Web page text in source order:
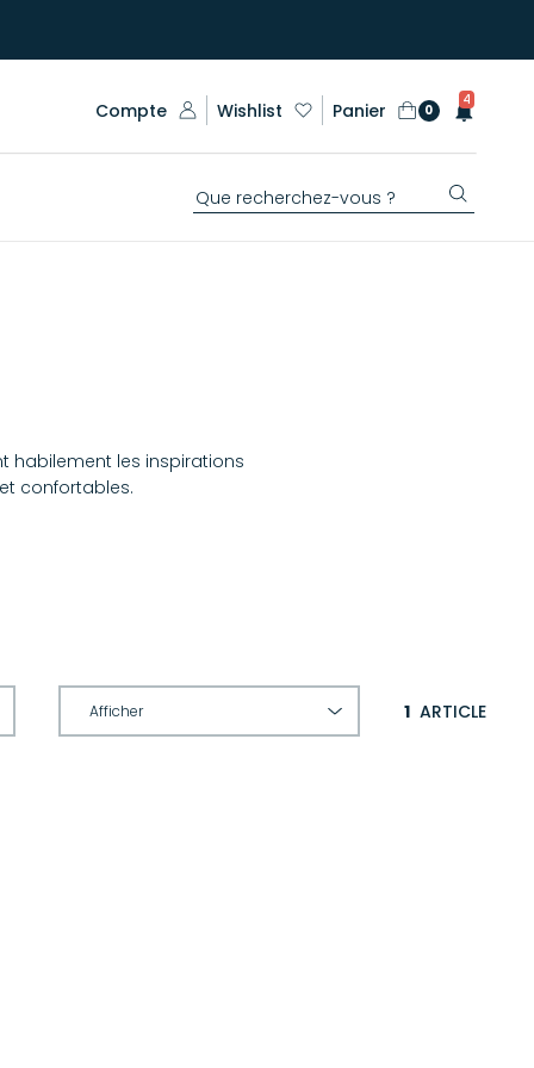
Compte Wishlist Panier 0
4
habilement les inspirations
confortables.
1 ARTICLE